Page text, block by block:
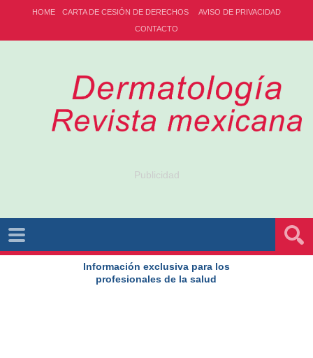
HOME CARTA DE CESIÓN DE DERECHOS
AVISO DE PRIVACIDAD
CONTACTO
Publicidad
Información exclusiva para los
profesionales de la salud